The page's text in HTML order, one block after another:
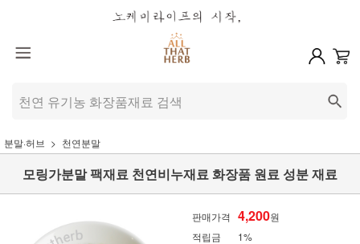
분말·허브 천연분말
모링가분말 팩재료 천연비누재료 화장품 원료 성분 재료
판매가격 4,200원
적립금
1%